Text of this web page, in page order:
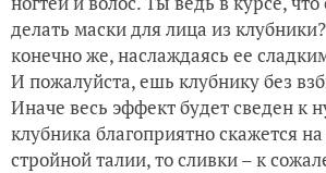
делать маски для лица из
конечно же, наслаждаясь ее
И пожалуйста, ешь клубнику без
Иначе весь эффект будет сведен к
клубника благоприятно скажется
стройной талии, то сливки – к